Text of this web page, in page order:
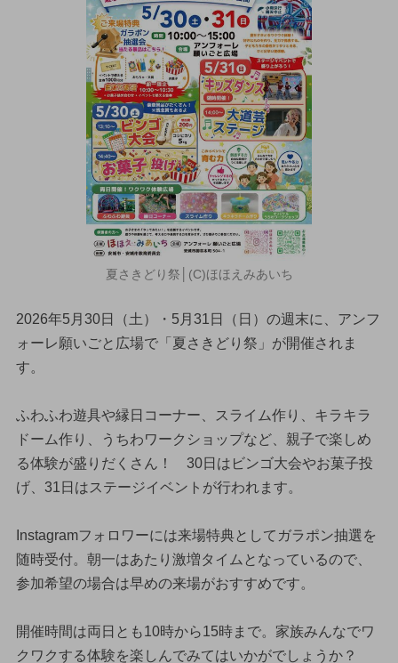
夏さきどり祭│(C)ほほえみあいち
2026年5月30日（土）・5月31日（日）の週末に、アンフ
ォーレ願いごと広場で「夏さきどり祭」が開催されま
す。
ふわふわ遊具や縁日コーナー、スライム作り、キラキラ
ドーム作り、うちわワークショップなど、親子で楽しめ
る体験が盛りだくさん！ 30日はビンゴ大会やお菓子投
げ、31日はステージイベントが行われます。
Instagramフォロワーには来場特典としてガラポン抽選を
随時受付。朝一はあたり激増タイムとなっているので、
参加希望の場合は早めの来場がおすすめです。
開催時間は両日とも10時から15時まで。家族みんなでワ
クワクする体験を楽しんでみてはいかがでしょうか？